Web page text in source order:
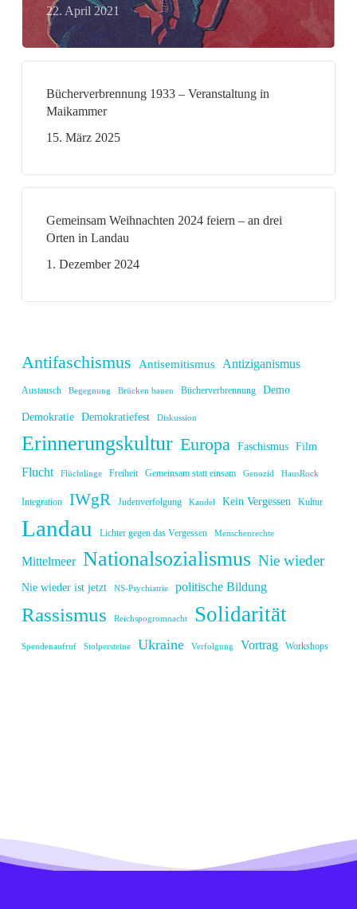
22. April 2021
Bücherverbrennung 1933 – Veranstaltung in
Maikammer
15. März 2025
Gemeinsam Weihnachten 2024 feiern – an drei
Orten in Landau
1. Dezember 2024
Antifaschismus Antisemitismus Antiziganismus
Austausch Begegnung Brücken bauen Bücherverbrennung Demo
Demokratie Demokratiefest Diskussion
Erinnerungskultur Europa Faschismus Film
Flucht Flüchtlinge Freiheit Gemeinsam statt einsam Genozid HausRock
Integration IWgR Judenverfolgung Kandel Kein Vergessen Kultur
Landau Lichter gegen das Vergessen Menschenrechte
Mittelmeer Nationalsozialismus Nie wieder
Nie wieder ist jetzt NS-Psychiatrie politische Bildung
Rassismus Reichspogromnacht Solidarität
Spendenaufruf Stolpersteine Ukraine Verfolgung Vortrag Workshops